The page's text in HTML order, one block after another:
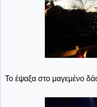
Το έψαξα στο μαγεμένο